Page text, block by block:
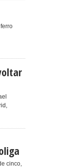
cinco,